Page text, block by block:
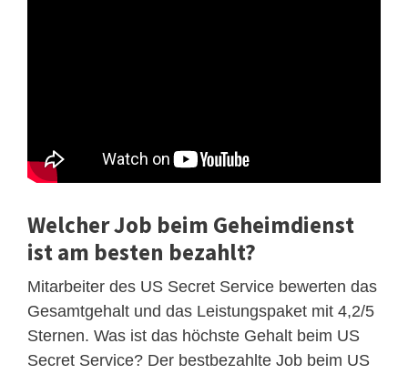
Welcher Job beim Geheimdienst
ist am besten bezahlt?
Mitarbeiter des US Secret Service bewerten das
Gesamtgehalt und das Leistungspaket mit 4,2/5
Sternen. Was ist das höchste Gehalt beim US
Secret Service? Der bestbezahlte Job beim US